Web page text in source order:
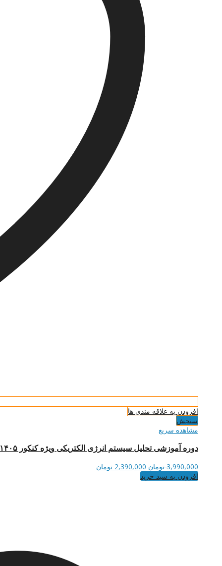
افزودن به علاقه مندی ها
سنجش
مشاهده سریع
دوره آموزشی تحلیل سیستم انرژی الکتریکی ویژه کنکور ۱۴۰۵
3,990,000 تومان قیمت
اصلی
2,390,000 تومان
افزودن به سبد خرید